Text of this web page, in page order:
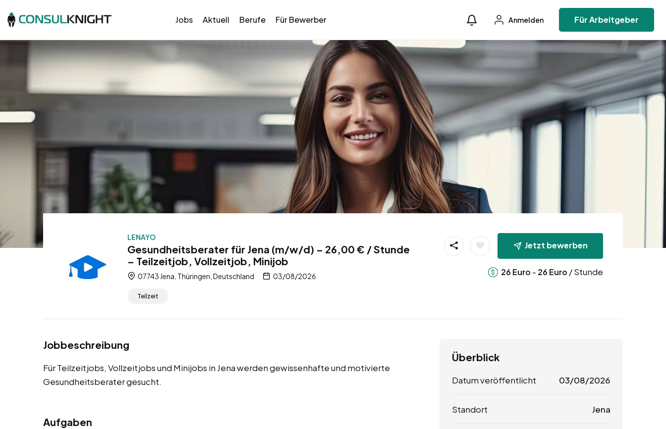
Jobs Aktuell Berufe Für Bewerber Anmelden Für Arbeitgeber
LENAYO
Gesundheitsberater für Jena (m/w/d) – 26,00 € / Stunde
– Teilzeitjob, Vollzeitjob, Minijob
07743 Jena, Thüringen, Deutschland 03/08/2026
Teilzeit
Jetzt bewerben
26 Euro - 26 Euro / Stunde
Jobbeschreibung
Für Teilzeitjobs, Vollzeitjobs und Minijobs in Jena werden gewissenhafte und motivierte
Gesundheitsberater gesucht.
Aufgaben
Überblick
Datum veröffentlicht 03/08/2026
Standort Jena